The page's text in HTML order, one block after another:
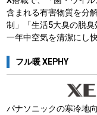
含まれる有害物質を分
制」「生活5大臭の脱
一年中空気を清潔にし
フル暖 XEPHY
パナソニックの寒冷地